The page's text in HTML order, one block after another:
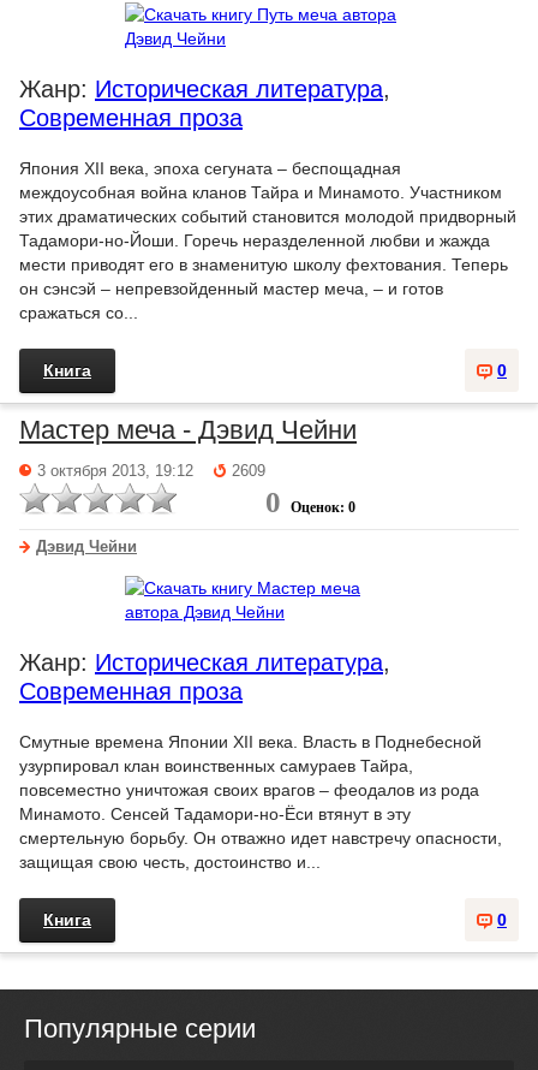
Жанр: Историческая литература,
Современная проза
Япония XII века, эпоха сегуната – беспощадная
междоусобная война кланов Тайра и Минамото. Участником
этих драматических событий становится молодой придворный
Тадамори-но-Йоши. Горечь неразделенной любви и жажда
мести приводят его в знаменитую школу фехтования. Теперь
он сэнсэй – непревзойденный мастер меча, – и готов
сражаться со...
0
Книга
Мастер меча - Дэвид Чейни
3 октября 2013, 19:12 2609
0 Оценок: 0
Дэвид Чейни
Жанр: Историческая литература,
Современная проза
Смутные времена Японии XII века. Власть в Поднебесной
узурпировал клан воинственных самураев Тайра,
повсеместно уничтожая своих врагов – феодалов из рода
Минамото. Сенсей Тадамори-но-Ёси втянут в эту
смертельную борьбу. Он отважно идет навстречу опасности,
защищая свою честь, достоинство и...
0
Книга
Популярные серии